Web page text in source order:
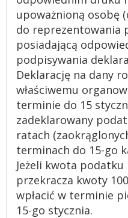
upoważnioną osobę
do reprezentowania
posiadającą
podpisywania
Deklarację na dany
właściwemu
terminie do 15
zadeklarowany
ratach
terminach do 15-go
Jeżeli kwota
przekracza kwoty
wpłacić w terminie
15-go stycznia.